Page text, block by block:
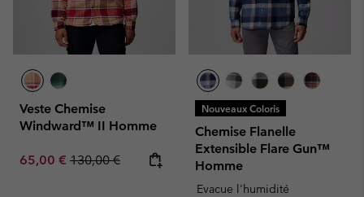
Veste Chemise
Windward™ II Homme
Sale price:
65,00 € Regular price:
130,00 €
Nouveaux Coloris
Chemise Flanelle
Extensible Flare Gun™
Homme
Evacue l'humidité